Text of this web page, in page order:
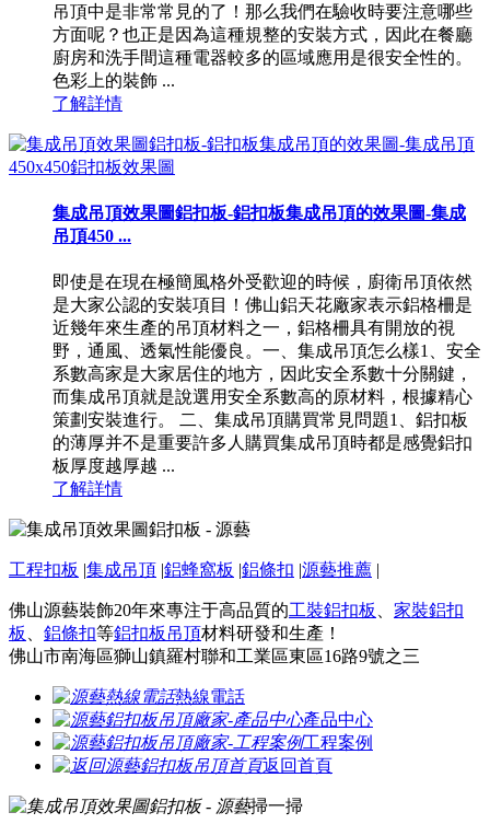
吊頂中是非常常見的了！那么我們在驗收時要注意哪些
方面呢？也正是因為這種規整的安裝方式，因此在餐廳
廚房和洗手間這種電器較多的區域應用是很安全性的。
色彩上的裝飾 ...
了解詳情
集成吊頂效果圖鋁扣板-鋁扣板集成吊頂的效果圖-集成
吊頂450 ...
即使是在現在極簡風格外受歡迎的時候，廚衛吊頂依然
是大家公認的安裝項目！佛山鋁天花廠家表示鋁格柵是
近幾年來生產的吊頂材料之一，鋁格柵具有開放的視
野，通風、透氣性能優良。一、集成吊頂怎么樣1、安全
系數高家是大家居住的地方，因此安全系數十分關鍵，
而集成吊頂就是說選用安全系數高的原材料，根據精心
策劃安裝進行。 二、集成吊頂購買常見問題1、鋁扣板
的薄厚并不是重要許多人購買集成吊頂時都是感覺鋁扣
板厚度越厚越 ...
了解詳情
工程扣板 |集成吊頂 |鋁蜂窩板 |鋁條扣 |源藝推薦 |
佛山源藝裝飾20年來專注于高品質的工裝鋁扣板
家裝鋁扣
板
鋁條扣等鋁扣板吊頂材料研發和生產！
佛山市南海區獅山鎮羅村聯和工業區東區16路9號之三
熱線電話
產品中心
工程案例
返回首頁
掃一掃